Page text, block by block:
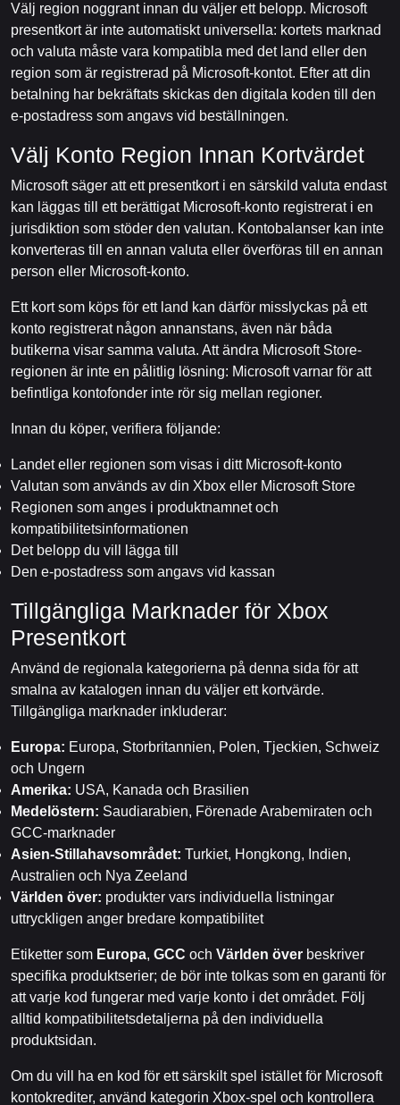
Välj region noggrant innan du väljer ett belopp. Microsoft
presentkort är inte automatiskt universella: kortets marknad
och valuta måste vara kompatibla med det land eller den
region som är registrerad på Microsoft-kontot. Efter att din
betalning har bekräftats skickas den digitala koden till den
e-postadress som angavs vid beställningen.
Välj Konto Region Innan Kortvärdet
Microsoft säger att ett presentkort i en särskild valuta endast
kan läggas till ett berättigat Microsoft-konto registrerat i en
jurisdiktion som stöder den valutan. Kontobalanser kan inte
konverteras till en annan valuta eller överföras till en annan
person eller Microsoft-konto.
Ett kort som köps för ett land kan därför misslyckas på ett
konto registrerat någon annanstans, även när båda
butikerna visar samma valuta. Att ändra Microsoft Store-
regionen är inte en pålitlig lösning: Microsoft varnar för att
befintliga kontofonder inte rör sig mellan regioner.
Innan du köper, verifiera följande:
Landet eller regionen som visas i ditt Microsoft-konto
Valutan som används av din Xbox eller Microsoft Store
Regionen som anges i produktnamnet och
kompatibilitetsinformationen
Det belopp du vill lägga till
Den e-postadress som angavs vid kassan
Tillgängliga Marknader för Xbox
Presentkort
Använd de regionala kategorierna på denna sida för att
smalna av katalogen innan du väljer ett kortvärde.
Tillgängliga marknader inkluderar:
Europa: Europa, Storbritannien, Polen, Tjeckien, Schweiz
och Ungern
Amerika: USA, Kanada och Brasilien
Medelöstern: Saudiarabien, Förenade Arabemiraten och
GCC-marknader
Asien-Stillahavsområdet: Turkiet, Hongkong, Indien,
Australien och Nya Zeeland
Världen över: produkter vars individuella listningar
uttryckligen anger bredare kompatibilitet
Etiketter som Europa, GCC och Världen över beskriver
specifika produktserier; de bör inte tolkas som en garanti för
att varje kod fungerar med varje konto i det området. Följ
alltid kompatibilitetsdetaljerna på den individuella
produktsidan.
Om du vill ha en kod för ett särskilt spel istället för Microsoft
kontokrediter, använd kategorin Xbox-spel och kontrollera